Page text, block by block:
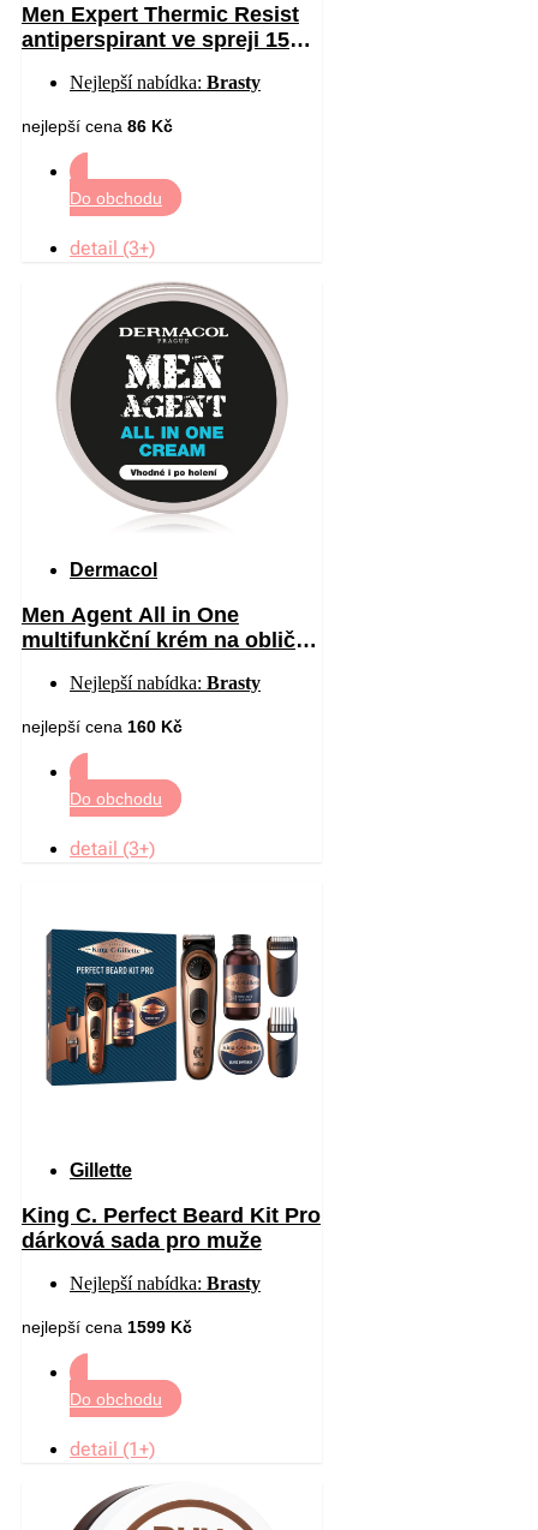
Men Expert Thermic Resist
antiperspirant ve spreji 150
Nejlepší nabídka: Brasty
nejlepší cena 86 Kč
Do obchodu
detail (3+)
Dermacol
Men Agent All in One
multifunkční krém na obličej
Nejlepší nabídka: Brasty
nejlepší cena 160 Kč
Do obchodu
detail (3+)
Gillette
King C. Perfect Beard Kit Pro
dárková sada pro muže
Nejlepší nabídka: Brasty
nejlepší cena 1599 Kč
Do obchodu
detail (1+)